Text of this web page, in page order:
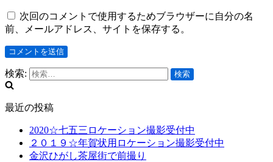
次回のコメントで使用するためブラウザーに自分の名
前、メールアドレス、サイトを保存する。
検索:
最近の投稿
2020☆七五三ロケーション撮影受付中
２０１９☆年賀状用ロケーション撮影受付中
金沢ひがし茶屋街で前撮り